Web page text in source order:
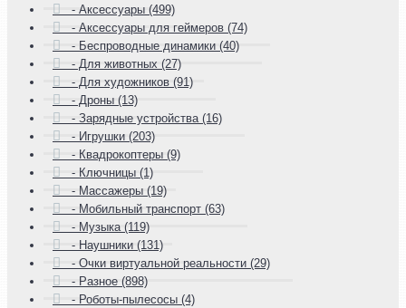
- Аксессуары (499)
- Аксессуары для геймеров (74)
- Беспроводные динамики (40)
- Для животных (27)
- Для художников (91)
- Дроны (13)
- Зарядные устройства (16)
- Игрушки (203)
- Квадрокоптеры (9)
- Ключницы (1)
- Массажеры (19)
- Мобильный транспорт (63)
- Музыка (119)
- Наушники (131)
- Очки виртуальной реальности (29)
- Разное (898)
- Роботы-пылесосы (4)